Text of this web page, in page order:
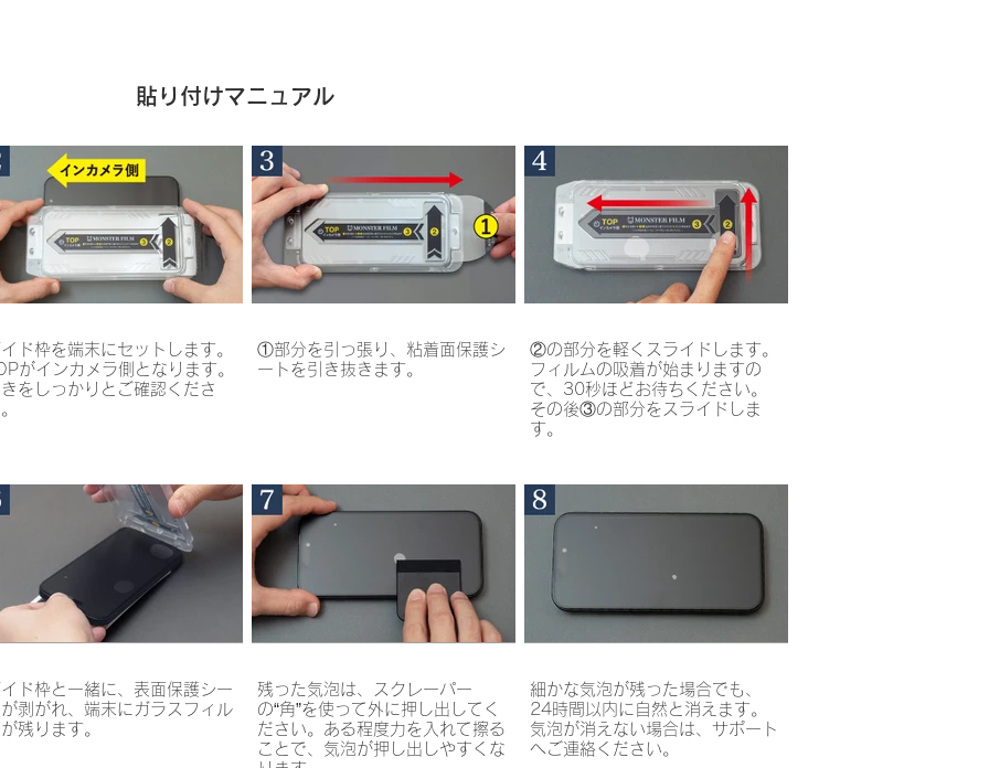
貼り付けマニュアル
ド枠を端末にセットします。
がインカメラ側となります。
をしっかりとご確認くださ
①部分を引っ張り、粘着面保護シ
ートを引き抜きます。
②の部分を軽くスライドします。
フィルムの吸着が始まりますの
で、30秒ほどお待ちください。
その後③の部分をスライドしま
す。
ド枠と一緒に、表面保護シー
剥がれ、端末にガラスフィル
残ります。
残った気泡は、スクレーパー
の“角”を使って外に押し出してく
ださい。ある程度力を入れて擦る
ことで、気泡が押し出しやすくな
細かな気泡が残った場合でも、
24時間以内に自然と消えます。
気泡が消えない場合は、サポート
へご連絡ください。